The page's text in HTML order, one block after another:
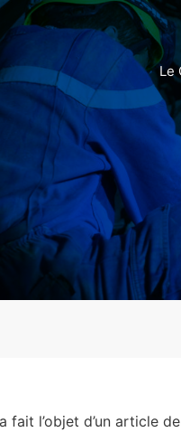
Le
fait l’objet d’un article